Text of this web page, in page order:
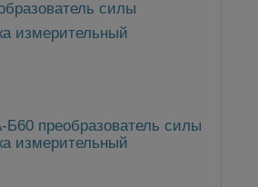
преобразователь силы
измерительный